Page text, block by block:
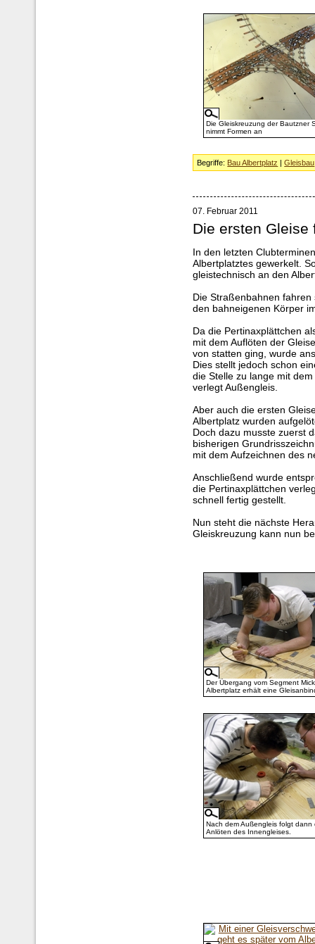
Die Gleiskreuzung der Bautzner
nimmt Formen an
Begriffe: Bau Albertplatz |Gleisbau
07. Februar 2011
Die ersten Gleise
In den letzten
Albertplatztes gewerkelt.
gleistechnisch an den
Die Straßenbahnen
den bahneigenen Körper
Da die Pertinaxplättchen
mit dem Auflöten der
von statten ging, wurde
Dies stellt jedoch schon
die Stelle zu lange mit
verlegt Außengleis.
Aber auch die ersten
Albertplatz wurden
Doch dazu musste zuerst
bisherigen
mit dem Aufzeichnen des
Anschließend wurde
die Pertinaxplättchen
schnell fertig gestellt.
Nun steht die nächste
Gleiskreuzung kann nun
Der Übergang vom Segment
Albertplatz erhält eine
Nach dem Außengleis folgt dann
Anlöten des Innengleises.